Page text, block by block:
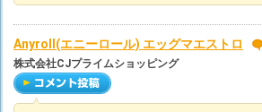
Anyroll(エニーロール) エッグマエストロ
株式会社CJプライムショッピング